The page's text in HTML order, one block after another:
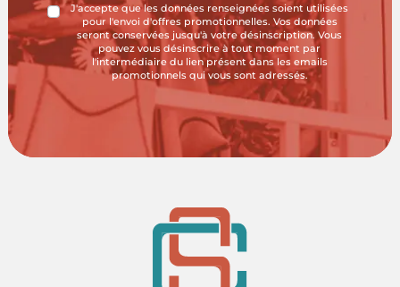
J'accepte que les données renseignées soient utilisées
pour l'envoi d'offres promotionnelles. Vos données
seront conservées jusqu'à votre désinscription. Vous
pouvez vous désinscrire à tout moment par
l'intermédiaire du lien présent dans les emails
promotionnels qui vous sont adressés.